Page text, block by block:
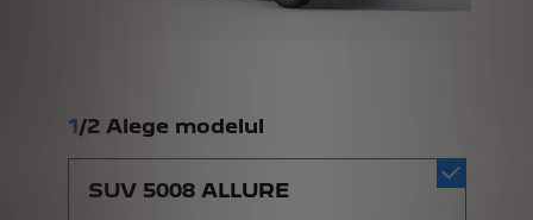
1/2 Alege modelul
SUV 5008 ALLURE